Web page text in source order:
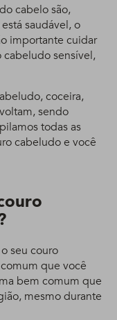
cabelo são,
saudável, o
importante cuidar
cabeludo sensível,
coceira,
sendo
todas as
cabeludo e você
seu couro
que você
bem comum que
mesmo durante